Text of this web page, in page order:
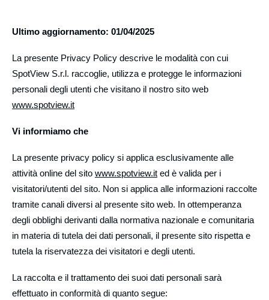
Ultimo aggiornamento: 01/04/2025
La presente Privacy Policy descrive le modalità con cui
SpotView S.r.l. raccoglie, utilizza e protegge le informazioni
personali degli utenti che visitano il nostro sito web
www.spotview.it
Vi informiamo che
La presente privacy policy si applica esclusivamente alle
attività online del sito www.spotview.it ed è valida per i
visitatori/utenti del sito. Non si applica alle informazioni raccolte
tramite canali diversi al presente sito web. In ottemperanza
degli obblighi derivanti dalla normativa nazionale e comunitaria
in materia di tutela dei dati personali, il presente sito rispetta e
tutela la riservatezza dei visitatori e degli utenti.
La raccolta e il trattamento dei suoi dati personali sarà
effettuato in conformità di quanto segue: